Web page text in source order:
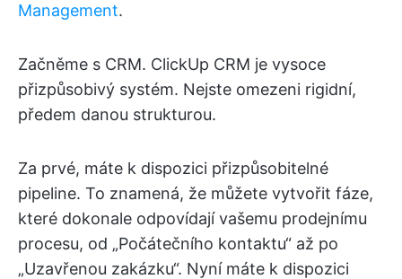
Management.
Začněme s CRM. ClickUp CRM je vysoce
přizpůsobivý systém. Nejste omezeni rigidní,
předem danou strukturou.
Za prvé, máte k dispozici přizpůsobitelné
pipeline. To znamená, že můžete vytvořit fáze,
které dokonale odpovídají vašemu prodejnímu
procesu, od „Počátečního kontaktu“ až po
„Uzavřenou zakázku“. Nyní máte k dispozici